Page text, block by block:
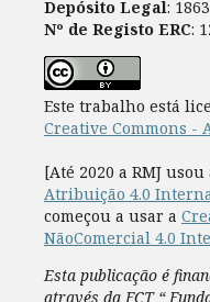
Depósito Legal:
Nº de Registo ERC:
Este trabalho está
Creative Commons
[Até 2020 a RMJ
Atribuição 4.0
começou a usar a
NãoComercial 4.0
Esta publicação é
através da FCT “